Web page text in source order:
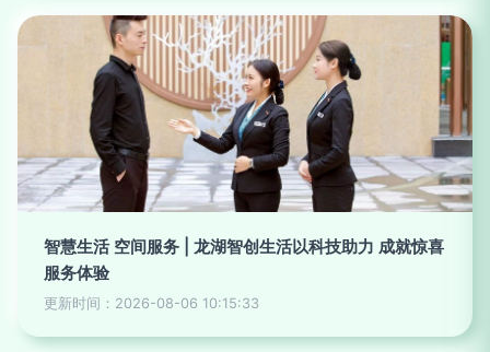
智慧生活 空间服务 | 龙湖智创生活以科技助力 成就惊喜
服务体验
更新时间：2026-08-06 10:15:33